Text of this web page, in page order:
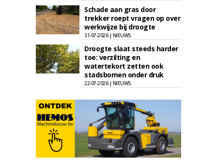
Schade aan gras door
trekker roept vragen op over
werkwijze bij droogte
31-07-2026 | NIEUWS
Droogte slaat steeds harder
toe: verzilting en
watertekort zetten ook
stadsbomen onder druk
22-07-2026 | NIEUWS